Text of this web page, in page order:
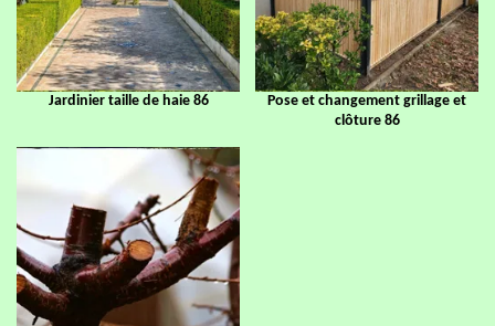
Jardinier taille de haie 86
Pose et changement grillage et
clôture 86